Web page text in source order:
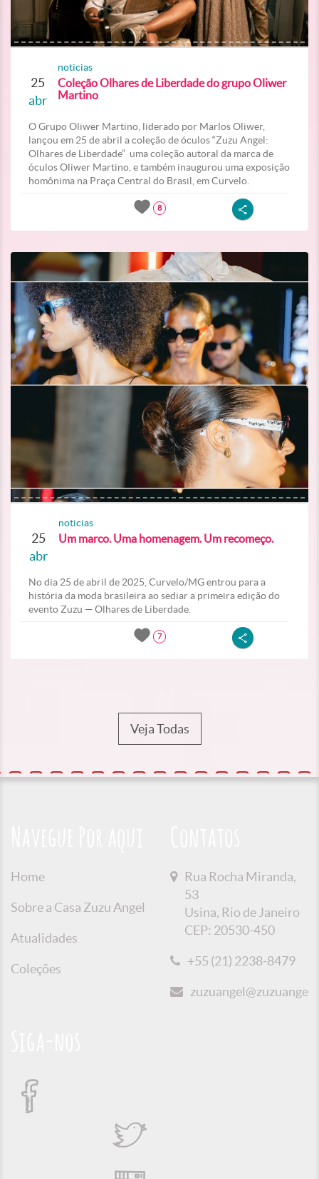
25
abr
noticias
Coleção Olhares de Liberdade do grupo Oliwer
Martino
O Grupo Oliwer Martino, liderado por Marlos Oliwer,
lançou em 25 de abril a coleção de óculos “Zuzu Angel:
Olhares de Liberdade” uma coleção autoral da marca de
óculos Oliwer Martino, e também inaugurou uma exposição
homônima na Praça Central do Brasil, em Curvelo.
8
25
abr
noticias
Um marco. Uma homenagem. Um recomeço.
No dia 25 de abril de 2025, Curvelo/MG entrou para a
história da moda brasileira ao sediar a primeira edição do
evento Zuzu — Olhares de Liberdade.
7
Veja Todas
Home
Sobre a Casa Zuzu Angel
Atualidades
Coleções
Rua Rocha Miranda,
53
Usina, Rio de Janeiro
CEP: 20530-450
+55 (21) 2238-8479